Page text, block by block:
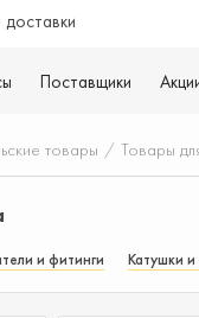
доставки
Поставщики
товары / Товары
и фитинги Катушки